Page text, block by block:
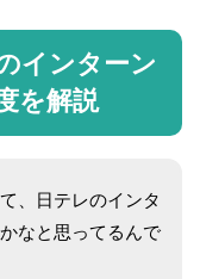
インターン
を解説
、日テレのインタ
なと思ってるんで